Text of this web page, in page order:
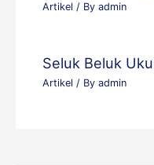
Artikel / Byadmin
Seluk Beluk
Artikel / Byadmin